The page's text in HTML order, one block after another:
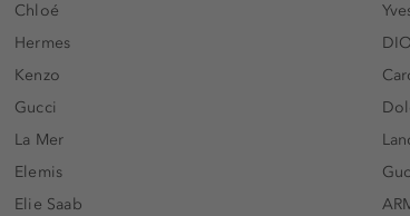
Chloé
Hermes
Kenzo
Gucci
La Mer
Elemis
Elie Saab